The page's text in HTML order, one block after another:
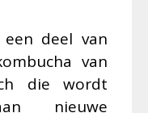
deel van
van
die wordt
nieuwe